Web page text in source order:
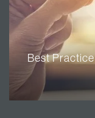
Best Practice